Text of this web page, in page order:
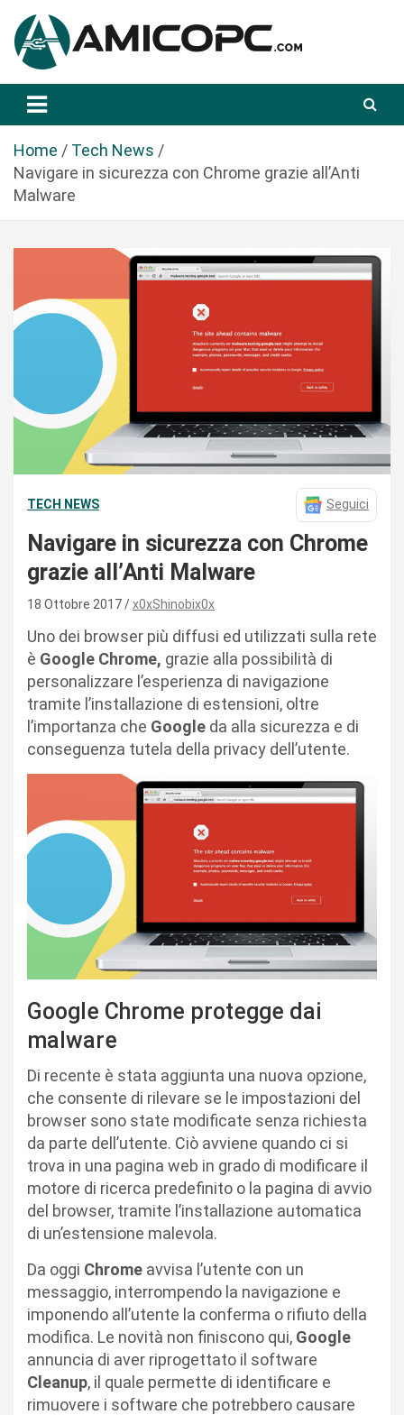
a
Amicopc.com
Home
Tech News
Navigare in sicurezza con Chrome grazie all’Anti
Malware
TECH NEWS Seguici
Navigare in sicurezza con Chrome
grazie all’Anti Malware
18 Ottobre 2017 x0xShinobix0x
Uno dei browser più diffusi ed utilizzati sulla rete
è Google Chrome, grazie alla possibilità di
personalizzare l’esperienza di navigazione
tramite l’installazione di estensioni, oltre
l’importanza che Google da alla sicurezza e di
conseguenza tutela della privacy dell’utente.
Google Chrome protegge dai
malware
Di recente è stata aggiunta una nuova opzione,
che consente di rilevare se le impostazioni del
browser sono state modificate senza richiesta
da parte dell’utente. Ciò avviene quando ci si
trova in una pagina web in grado di modificare il
motore di ricerca predefinito o la pagina di avvio
del browser, tramite l’installazione automatica
di un’estensione malevola.
Da oggi Chrome avvisa l’utente con un
messaggio, interrompendo la navigazione e
imponendo all’utente la conferma o rifiuto della
modifica. Le novità non finiscono qui, Google
annuncia di aver riprogettato il software
Cleanup, il quale permette di identificare e
rimuovere i software che potrebbero causare